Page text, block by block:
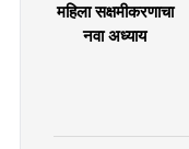
महिला सक्षमीकरणाचा
नवा अध्याय